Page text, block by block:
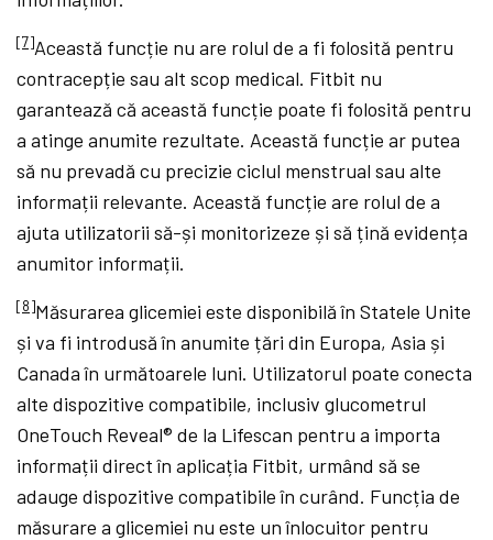
[7]Această funcție nu are rolul de a fi folosită pentru
contracepție sau alt scop medical. Fitbit nu
garantează că această funcție poate fi folosită pentru
a atinge anumite rezultate. Această funcție ar putea
să nu prevadă cu precizie ciclul menstrual sau alte
informații relevante. Această funcție are rolul de a
ajuta utilizatorii să-și monitorizeze și să țină evidența
anumitor informații.
[8]Măsurarea glicemiei este disponibilă în Statele Unite
și va fi introdusă în anumite țări din Europa, Asia și
Canada în următoarele luni. Utilizatorul poate conecta
alte dispozitive compatibile, inclusiv glucometrul
OneTouch Reveal® de la Lifescan pentru a importa
informații direct în aplicația Fitbit, urmând să se
adauge dispozitive compatibile în curând. Funcția de
măsurare a glicemiei nu este un înlocuitor pentru